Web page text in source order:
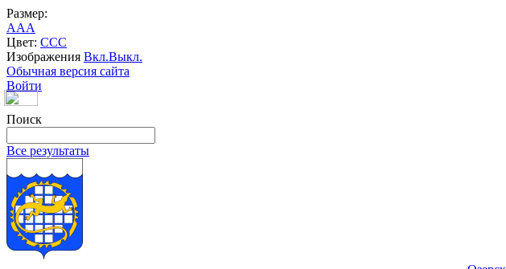
Размер:
AAA
Цвет: CCC
Изображения Вкл.Выкл.
Обычная версия сайта
Войти
Поиск
Все результаты